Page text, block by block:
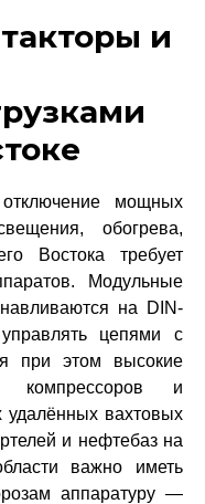
и
мощных
обогрева,
Востока требует
Модульные
на DIN-
цепями с
при этом высокие
компрессоров и
удалённых вахтовых
и нефтебаз на
важно иметь
аппаратуру —